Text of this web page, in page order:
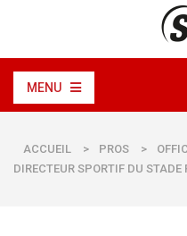
MENU
ACCUEIL > PROS >
DIRECTEUR SPORTIF DU STADE